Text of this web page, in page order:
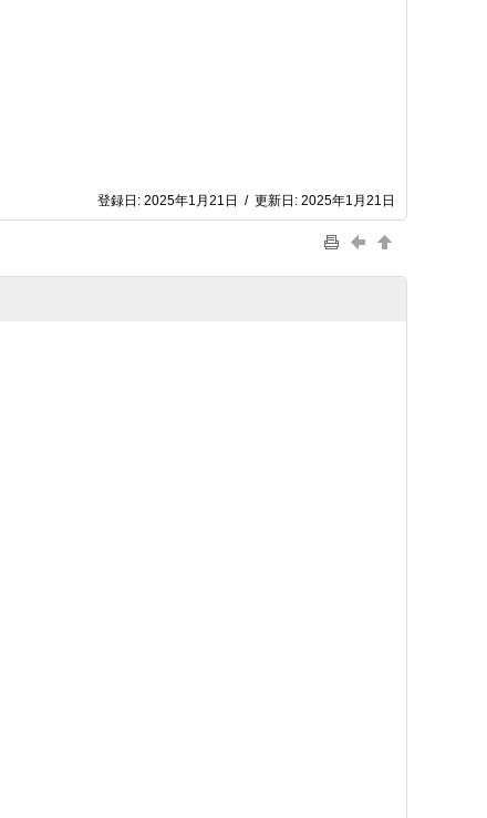
登録日: 2025年1月21日 / 更新日: 2025年1月21日